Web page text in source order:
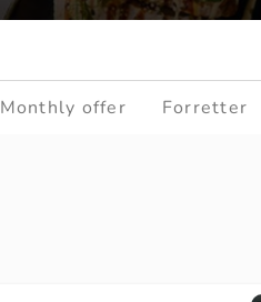
Monthly offer Forretter